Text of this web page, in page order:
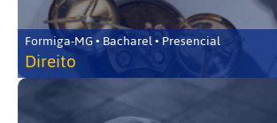
Formiga-MG • Bacharel • Presencial
Direito